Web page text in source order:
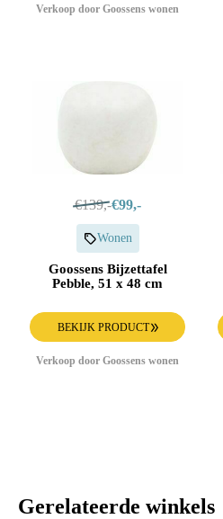
Verkoop door Goossens wonen
€139,-€99,-
Wonen
Goossens Bijzettafel
Pebble, 51 x 48 cm
BEKIJK PRODUCT
Verkoop door Goossens wonen
Gerelateerde winkels